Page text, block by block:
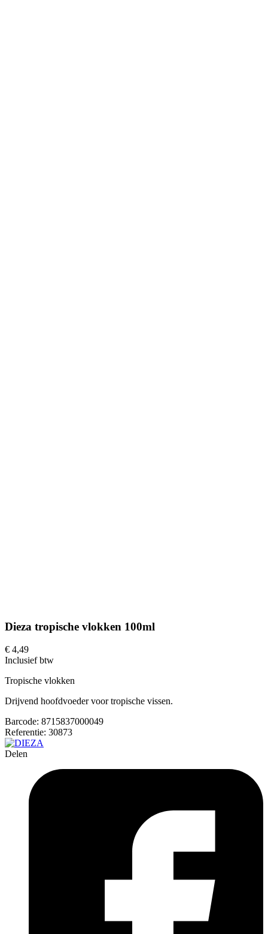
Dieza tropische vlokken 100ml
€ 4,49
Inclusief btw
Tropische vlokken
Drijvend hoofdvoeder voor tropische vissen.
Barcode: 8715837000049
Referentie: 30873
Delen